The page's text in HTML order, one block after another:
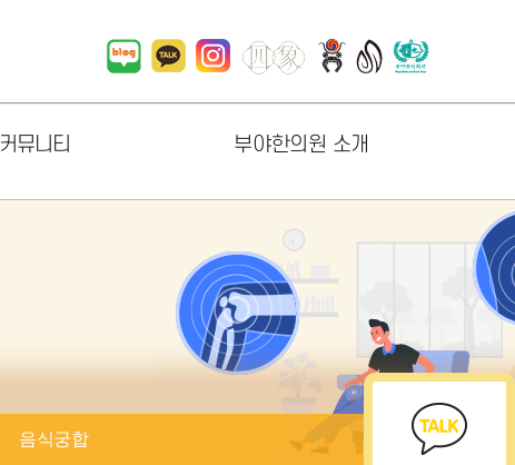
커뮤니티 부야한의원 소개
한의원 소개
원내지도
진료시간
오시는길
음식궁합